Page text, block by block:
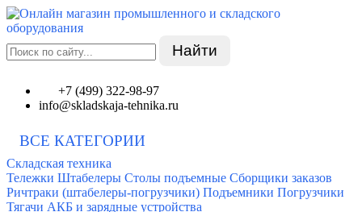
Найти
+7 (499) 322-98-97
info@skladskaja-tehnika.ru
ВСЕ КАТЕГОРИИ
Складская техника
Тележки Штабелеры Столы подъемные Сборщики заказов
Ричтраки (штабелеры-погрузчики) Подъемники Погрузчики
Тягачи АКБ и зарядные устройства